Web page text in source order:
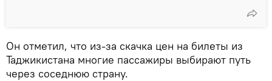
Он отметил, что из-за скачка цен на билеты из
Таджикистана многие пассажиры выбирают путь
через соседнюю страну.